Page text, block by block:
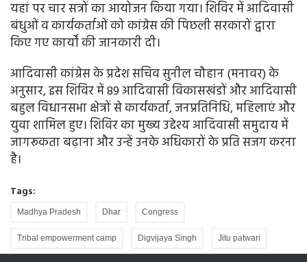
यहां पर चार सत्रों का आयोजन किया गया। शिविर में आदिवासी
बंधुओं व कार्यकर्ताओं को कांग्रेस की पिछली सरकारों द्वारा
किए गए कार्यों की जानकारी दी।
आदिवासी कांग्रेस के प्रदेश सचिव सुनील चौहान (मनावर) के
अनुसार, इस शिविर में 89 आदिवासी विकासखंडों और आदिवासी
बहुल विधानसभा क्षेत्रों से कार्यकर्ता, जनप्रतिनिधि, महिलाएं और
युवा शामिल हुए। शिविर का मुख्य उद्देश्य आदिवासी समुदाय में
जागरूकता बढ़ाना और उन्हें उनके अधिकारों के प्रति सजग करना
है।
Tags:
Madhya Pradesh Dhar Congress
Tribal empowerment camp Digvijaya Singh Jitu patwari